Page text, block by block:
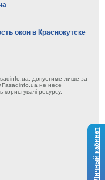
Личный кабинет
окон в Краснокутске
допустиме лише за
не несе
користувачі ресурсу.